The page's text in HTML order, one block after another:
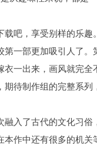
吧，享受别样的乐趣。
一部更加吸引人了
一出来，画风就完
期待制作组的完整系列
入了古代的文化习
作中还有很多的机